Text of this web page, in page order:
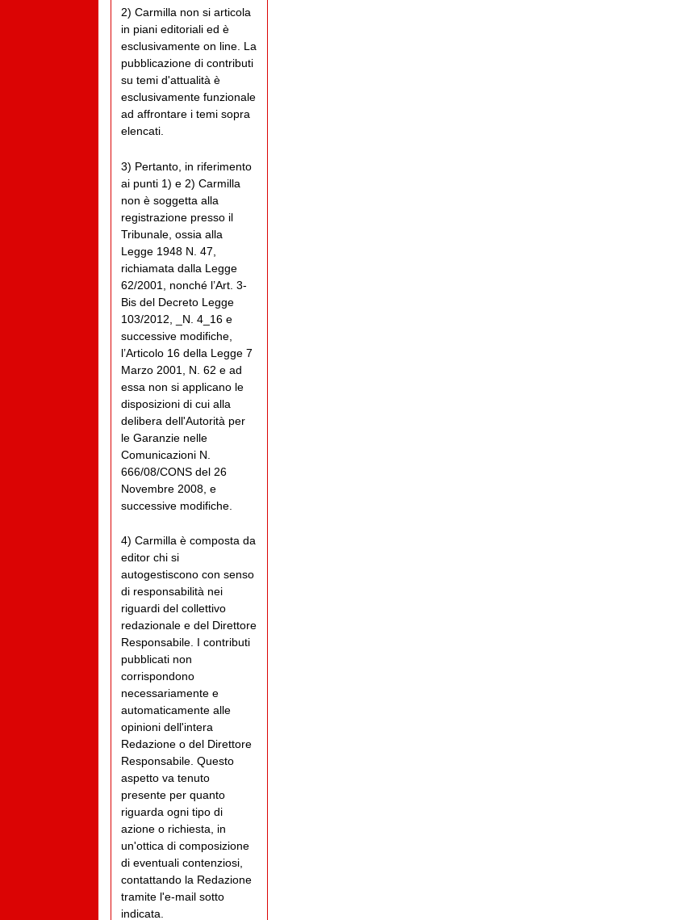
2) Carmilla non si articola
in piani editoriali ed è
esclusivamente on line. La
pubblicazione di contributi
su temi d'attualità è
esclusivamente funzionale
ad affrontare i temi sopra
elencati.
3) Pertanto, in riferimento
ai punti 1) e 2) Carmilla
non è soggetta alla
registrazione presso il
Tribunale, ossia alla
Legge 1948 N. 47,
richiamata dalla Legge
62/2001, nonché l’Art. 3-
Bis del Decreto Legge
103/2012, _N. 4_16 e
successive modifiche,
l’Articolo 16 della Legge 7
Marzo 2001, N. 62 e ad
essa non si applicano le
disposizioni di cui alla
delibera dell'Autorità per
le Garanzie nelle
Comunicazioni N.
666/08/CONS del 26
Novembre 2008, e
successive modifiche.
4) Carmilla è composta da
editor chi si
autogestiscono con senso
di responsabilità nei
riguardi del collettivo
redazionale e del Direttore
Responsabile. I contributi
pubblicati non
corrispondono
necessariamente e
automaticamente alle
opinioni dell'intera
Redazione o del Direttore
Responsabile. Questo
aspetto va tenuto
presente per quanto
riguarda ogni tipo di
azione o richiesta, in
un'ottica di composizione
di eventuali contenziosi,
contattando la Redazione
tramite l'e-mail sotto
indicata.